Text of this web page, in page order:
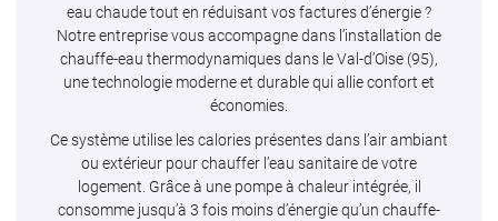
eau chaude tout en réduisant vos factures d’énergie ?
Notre entreprise vous accompagne dans l’installation de
chauffe-eau thermodynamiques dans le Val-d’Oise (95),
une technologie moderne et durable qui allie confort et
économies.
Ce système utilise les calories présentes dans l’air ambiant
ou extérieur pour chauffer l’eau sanitaire de votre
logement. Grâce à une pompe à chaleur intégrée, il
consomme jusqu’à 3 fois moins d’énergie qu’un chauffe-